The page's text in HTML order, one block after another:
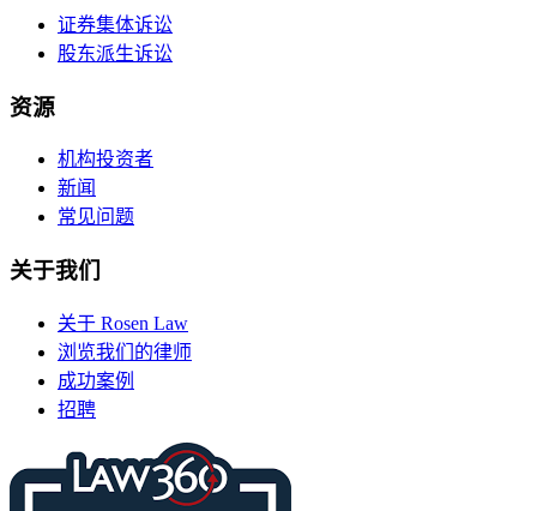
证券集体诉讼
股东派生诉讼
资源
机构投资者
新闻
常见问题
关于我们
关于 Rosen Law
浏览我们的律师
成功案例
招聘